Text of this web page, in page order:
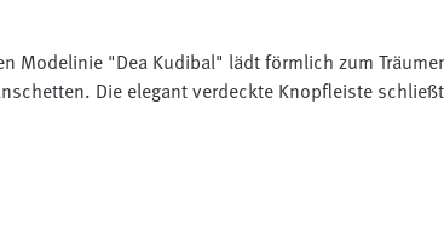
Modelinie "Dea Kudibal" lädt förmlich zum
Die elegant verdeckte Knopfleiste